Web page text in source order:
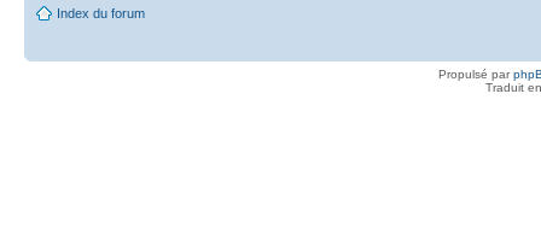
Index du forum
Propulsé par
Traduit